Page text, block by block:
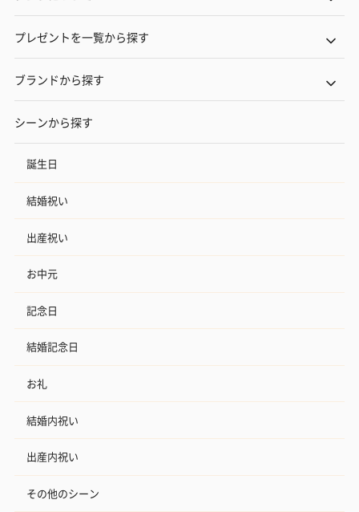
プレゼントを一覧から探す
ブランドから探す
シーンから探す
誕生日
結婚祝い
出産祝い
お中元
記念日
結婚記念日
お礼
結婚内祝い
出産内祝い
その他のシーン